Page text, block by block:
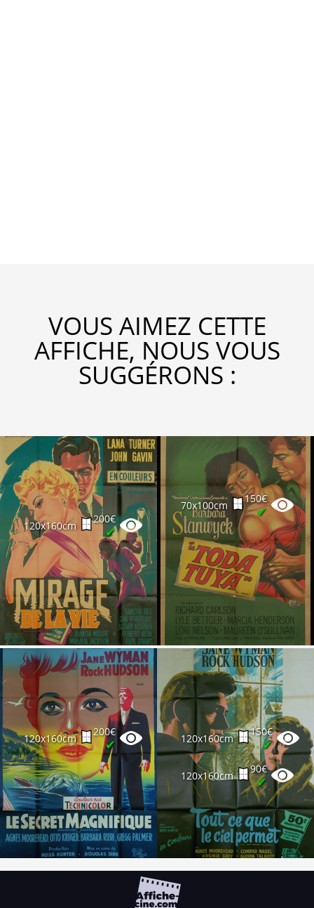
VOUS AIMEZ CETTE
AFFICHE, NOUS VOUS
SUGGÉRONS :
120x160cm
200€
✔
70x100cm
150€
✔
120x160cm
200€
✔ 120x160cm
150€
✔
120x160cm
90€
✔